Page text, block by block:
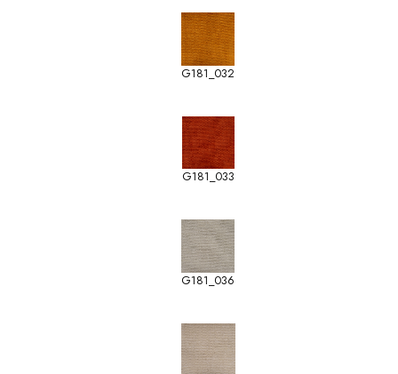
G181_032
G181_033
G181_036